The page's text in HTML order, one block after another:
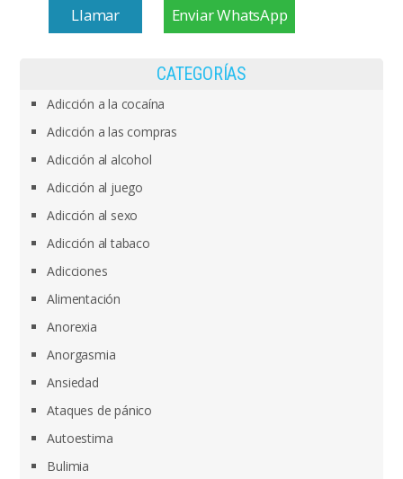
Llamar Enviar WhatsApp
CATEGORÍAS
Adicción a la cocaína
Adicción a las compras
Adicción al alcohol
Adicción al juego
Adicción al sexo
Adicción al tabaco
Adicciones
Alimentación
Anorexia
Anorgasmia
Ansiedad
Ataques de pánico
Autoestima
Bulimia